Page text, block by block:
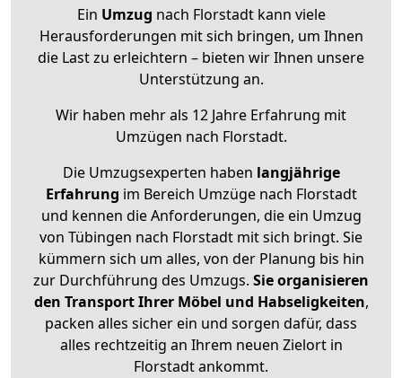
Ein Umzug nach Florstadt kann viele
Herausforderungen mit sich bringen, um Ihnen
die Last zu erleichtern – bieten wir Ihnen unsere
Unterstützung an.
Wir haben mehr als 12 Jahre Erfahrung mit
Umzügen nach Florstadt.
Die Umzugsexperten haben langjährige
Erfahrung im Bereich Umzüge nach Florstadt
und kennen die Anforderungen, die ein Umzug
von Tübingen nach Florstadt mit sich bringt. Sie
kümmern sich um alles, von der Planung bis hin
zur Durchführung des Umzugs. Sie organisieren
den Transport Ihrer Möbel und Habseligkeiten,
packen alles sicher ein und sorgen dafür, dass
alles rechtzeitig an Ihrem neuen Zielort in
Florstadt ankommt.